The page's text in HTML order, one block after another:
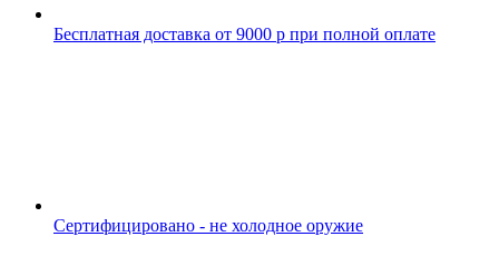
Бесплатная доставка от 9000 р при полной оплате
Сертифицировано - не холодное оружие